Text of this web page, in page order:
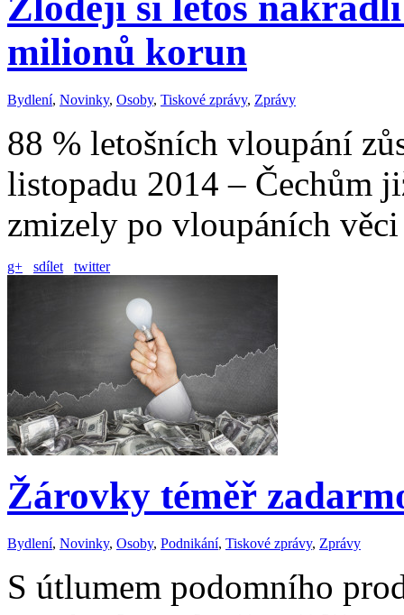
milionů korun
Bydlení, Novinky, Osoby, Tiskové zprávy, Zprávy
88 % letošních vloupání
listopadu 2014 – Čechům
zmizely po vloupáních
g+ sdílet twitter
Žárovky téměř
Bydlení, Novinky, Osoby, Podnikání, Tiskové zprávy, Zprávy
S útlumem podomního